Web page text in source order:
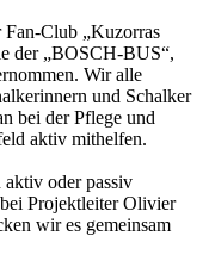
Fan-Club „Kuzorras
der „BOSCH-BUS“,
Wir alle
und Schalker
bei der Pflege und
aktiv mithelfen.
oder passiv
Projektleiter Olivier
wir es gemeinsam